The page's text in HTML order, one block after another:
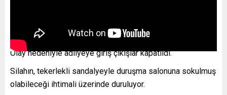
Olay nedeniyle adliyeye giriş çıkışlar kapatıldı.
Silahın, tekerlekli sandalyeyle duruşma salonuna sokulmuş
olabileceği ihtimali üzerinde duruluyor.